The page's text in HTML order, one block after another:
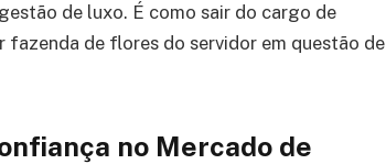
de luxo. É como sair do cargo de
de flores do servidor em questão de
no Mercado de